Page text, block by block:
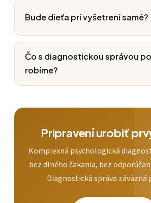
Bude dieťa pri vyšetrení samé?
Čo s diagnostickou správou
robíme?
Pripravení urobiť
Komplexná psychologická
bez dlhého čakania, bez
Diagnostická správa záväzná